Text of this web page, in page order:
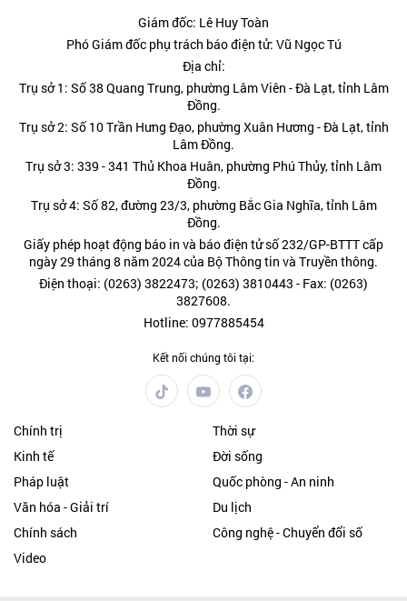
Giám đốc: Lê Huy Toàn
Phó Giám đốc phụ trách báo điện tử: Vũ Ngọc Tú
Địa chỉ:
Trụ sở 1: Số 38 Quang Trung, phường Lâm Viên - Đà Lạt, tỉnh Lâm
Đồng.
Trụ sở 2: Số 10 Trần Hưng Đạo, phường Xuân Hương - Đà Lạt, tỉnh
Lâm Đồng.
Trụ sở 3: 339 - 341 Thủ Khoa Huân, phường Phú Thủy, tỉnh Lâm
Đồng.
Trụ sở 4: Số 82, đường 23/3, phường Bắc Gia Nghĩa, tỉnh Lâm
Đồng.
Giấy phép hoạt động báo in và báo điện tử số 232/GP-BTTT cấp
ngày 29 tháng 8 năm 2024 của Bộ Thông tin và Truyền thông.
Điện thoại: (0263) 3822473; (0263) 3810443 - Fax: (0263)
3827608.
Hotline: 0977885454
Kết nối chúng tôi tại:
Chính trị
Thời sự
Kinh tế
Đời sống
Pháp luật
Quốc phòng - An ninh
Văn hóa - Giải trí
Du lịch
Chính sách
Công nghệ - Chuyển đổi số
Video